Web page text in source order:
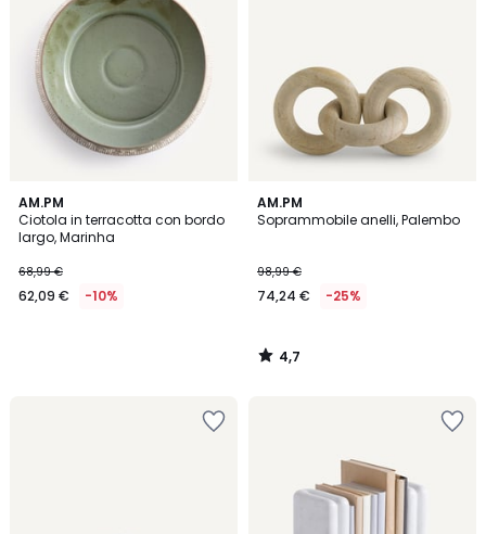
AM.PM
Ciotola in terracotta con bordo
largo, Marinha
68,99 €
62,09 € -10%
AM.PM
Soprammobile anelli, Palembo
98,99 €
74,24 € -25%
4,7
/ 5
4,7
/